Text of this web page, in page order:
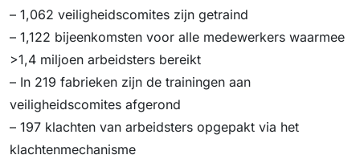
– 1,062 veiligheidscomites zijn getraind
– 1,122 bijeenkomsten voor alle medewerkers waarmee
>1,4 miljoen arbeidsters bereikt
– In 219 fabrieken zijn de trainingen aan
veiligheidscomites afgerond
– 197 klachten van arbeidsters opgepakt via het
klachtenmechanisme